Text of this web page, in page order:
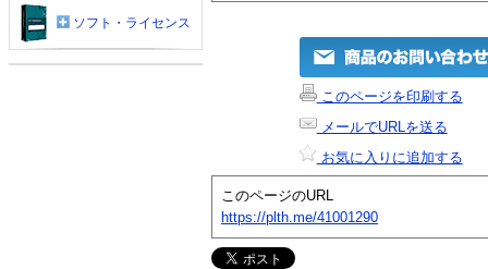
このページを印刷する
メールでURLを送る
お気に入りに追加する
このページのURL
https://plth.me/41001290
ソフト・ライセンス